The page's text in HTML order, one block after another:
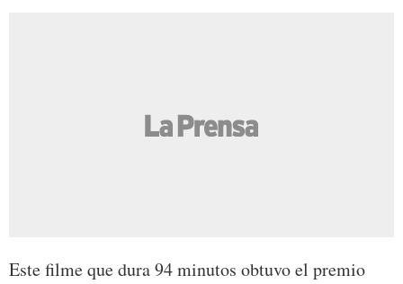
Este filme que dura 94 minutos obtuvo el premio